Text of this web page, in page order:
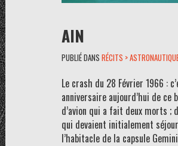
AIN
PUBLIÉ DANS RÉCITS >
Le crash du 28 Février 1966 :
anniversaire aujourd’hui de
d’avion qui a fait deux morts ;
qui devaient initialement
l’habitacle de la capsule